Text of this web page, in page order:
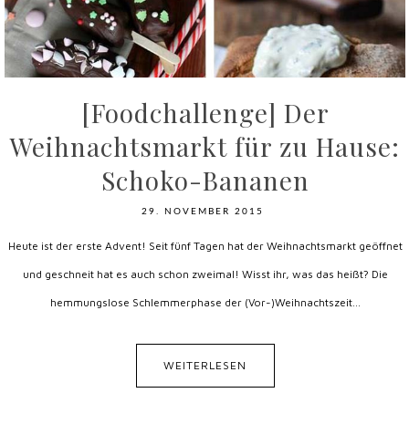
[Foodchallenge] Der
Weihnachtsmarkt für zu Hause:
Schoko-Bananen
29. NOVEMBER 2015
Heute ist der erste Advent! Seit fünf Tagen hat der Weihnachtsmarkt geöffnet
und geschneit hat es auch schon zweimal! Wisst ihr, was das heißt? Die
hemmungslose Schlemmerphase der (Vor-)Weihnachtszeit...
WEITERLESEN